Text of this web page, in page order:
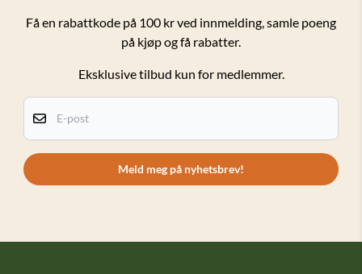
Forsendelser og retur
Salgsbetingelser
Personvern
Kundeklubb
Få en rabattkode på 100 kr ved innmelding, samle poeng
på kjøp og få rabatter.
Eksklusive tilbud kun for medlemmer.
Meld meg på nyhetsbrev!